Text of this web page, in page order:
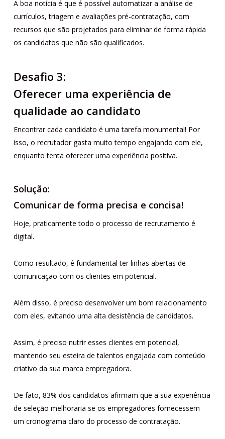
A boa notícia é que é possível automatizar a análise de
currículos, triagem e avaliações pré-contratação, com
recursos que são projetados para eliminar de forma rápida
os candidatos que não são qualificados.
Desafio 3:
Oferecer uma experiência de
qualidade ao candidato
Encontrar cada candidato é uma tarefa monumental! Por
isso, o recrutador gasta muito tempo engajando com ele,
enquanto tenta oferecer uma experiência positiva.
Solução:
Comunicar de forma precisa e concisa!
Hoje, praticamente todo o processo de recrutamento é
digital.
Como resultado, é fundamental ter linhas abertas de
comunicação com os clientes em potencial.
Além disso, é preciso desenvolver um bom relacionamento
com eles, evitando uma alta desistência de candidatos.
Assim, é preciso nutrir esses clientes em potencial,
mantendo seu esteira de talentos engajada com conteúdo
criativo da sua marca empregadora.
De fato, 83% dos candidatos afirmam que a sua experiência
de seleção melhoraria se os empregadores fornecessem
um cronograma claro do processo de contratação.